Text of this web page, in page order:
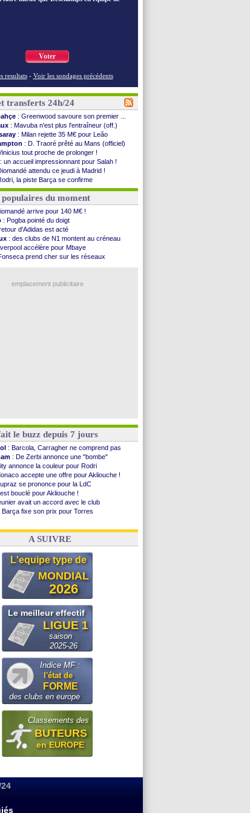
Voter
resultats - Voir les sondages précédents
transferts 24h/24
: Greenwood savoure son premier ...
: Mavuba n'est plus l'entraîneur (off.)
: Milan rejette 35 M€ pour Leão
: D. Traoré prêté au Mans (officiel)
tout proche de prolonger !
: un accueil impressionnant pour Salah !
attendu ce jeudi à Madrid !
la piste Barça se confirme
arrive ce jeudi à Paris !
: la Liga quitte beIN Sports !
d'inquiétude pour Rafael Pol
se complique pour Rodri !
Ferran Torres donne son feu vert au ...
excuses après le projet
fait pour Fekir (officiel)
imminente de Vinicius
: Nørgaard transféré à Everton (off.)
: Pogba pointé du doigt
populaires du moment
arrive pour 140 M€ !
: Pogba pointé du doigt
d'Adidas est acté
: des clubs de N1 montent au créneau
accélère pour Mbaye
prend cher sur les réseaux
emplacement publicitaire
le buzz depuis 7 jours
: Barcola, Carragher ne comprend pas
: De Zerbi annonce une "bombe"
annonce la couleur pour Rodri
accepte une offre pour Akliouche !
se prononce pour la LdC
bouclé pour Akliouche !
avait un accord avec le club
Barça fixe son prix pour Torres
sollicite Trump
A SUIVRE
L'equipe type de
MONDIAL
2026
Le meilleur effectif
LIGUE 1
saison
2025-26
Indice MF :
l'état de
FORME
des clubs en europe
Classements des
BUTEURS
en EUROPE